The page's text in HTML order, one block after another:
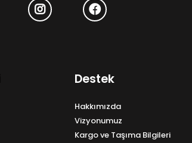
Destek
Hakkımızda
Vizyonumuz
Kargo ve Taşıma Bilgileri